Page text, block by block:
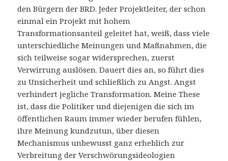
den Bürgern der BRD. Jeder Projektleiter, der schon
einmal ein Projekt mit hohem
Transformationsanteil geleitet hat, weiß, dass viele
unterschiedliche Meinungen und Maßnahmen, die
sich teilweise sogar widersprechen, zuerst
Verwirrung auslösen. Dauert dies an, so führt dies
zu Unsicherheit und schließlich zu Angst. Angst
verhindert jegliche Transformation. Meine These
ist, dass die Politiker und diejenigen die sich im
öffentlichen Raum immer wieder berufen fühlen,
ihre Meinung kundzutun, über diesen
Mechanismus unbewusst ganz erheblich zur
Verbreitung der Verschwörungsideologien